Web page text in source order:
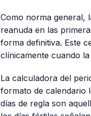
Como norma general,
reanuda en las
forma definitiva. Este
clínicamente cuando
La calculadora del
formato de calendario
días de regla son